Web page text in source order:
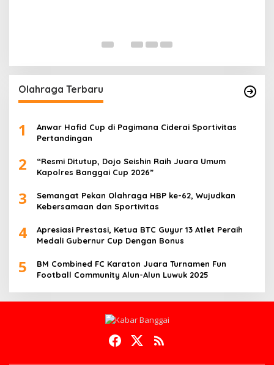
Olahraga Terbaru
1
Anwar Hafid Cup di Pagimana Ciderai Sportivitas
Pertandingan
2
“Resmi Ditutup, Dojo Seishin Raih Juara Umum
Kapolres Banggai Cup 2026”
3
Semangat Pekan Olahraga HBP ke-62, Wujudkan
Kebersamaan dan Sportivitas
4
Apresiasi Prestasi, Ketua BTC Guyur 13 Atlet Peraih
Medali Gubernur Cup Dengan Bonus
5
BM Combined FC Karaton Juara Turnamen Fun
Football Community Alun-Alun Luwuk 2025